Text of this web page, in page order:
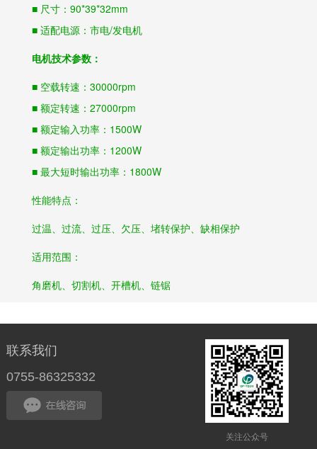
■ 尺寸：90*39*32mm
■ 适配电源：市电/发电机
电机技术参数：
■ 空载转速：30000rpm
■ 额定转速：27000rpm
■ 额定输入功率：1500W
■ 额定输出功率：1200W
■ 最大短时输出功率：1800W
性能特点：
过温、过流、过压、欠压、堵转保护、缺相保护
适用范围：
角磨机、切割机、开槽机、链锯
联系我们
0755-86325332
关注公众号